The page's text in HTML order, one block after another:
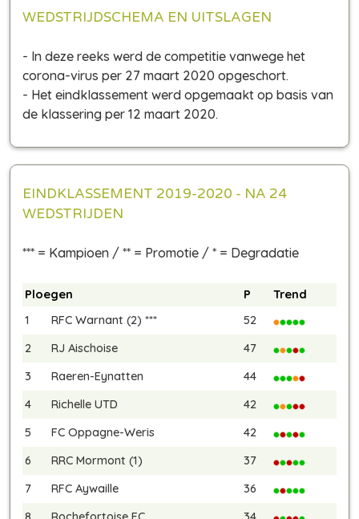
WEDSTRIJDSCHEMA EN UITSLAGEN
- In deze reeks werd de competitie vanwege het
corona-virus per 27 maart 2020 opgeschort.
- Het eindklassement werd opgemaakt op basis van
de klassering per 12 maart 2020.
EINDKLASSEMENT 2019-2020 - NA 24
WEDSTRIJDEN
*** = Kampioen / ** = Promotie / * = Degradatie
Ploegen P
Trend
1
RFC Warnant (2) ***
52
2
RJ Aischoise
47
3
Raeren-Eynatten
44
4
Richelle UTD
42
5
FC Oppagne-Weris
42
6
RRC Mormont (1)
37
7
RFC Aywaille
36